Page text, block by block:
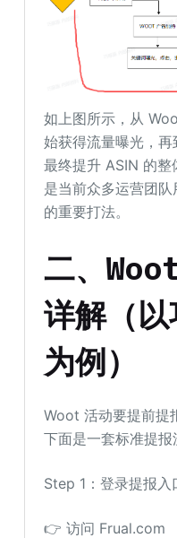
如上图所示，从
始获得流量曝光，再
最终提升 ASIN 的
是当前众多运营团
的重要打法。
二、
详解（以
为例）
Woot 活动要提前提
下面是一套标准提报
Step 1：登录提报入
👉 访问 Frual.com